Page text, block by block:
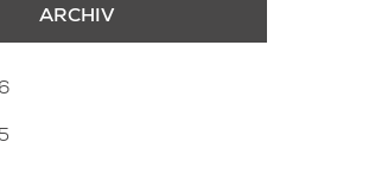
ARCHIV